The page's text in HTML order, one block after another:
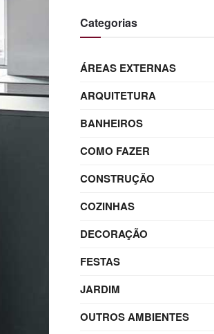
Categorias
ÁREAS EXTERNAS
ARQUITETURA
BANHEIROS
COMO FAZER
CONSTRUÇÃO
COZINHAS
DECORAÇÃO
FESTAS
JARDIM
OUTROS AMBIENTES